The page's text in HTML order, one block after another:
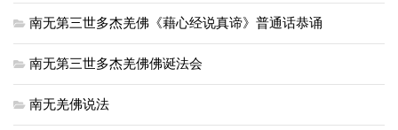
南无第三世多杰羌佛《藉心经说真谛》普通话恭诵
南无第三世多杰羌佛佛诞法会
南无羌佛说法